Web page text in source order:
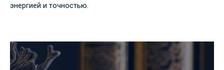
энергией и точностью.